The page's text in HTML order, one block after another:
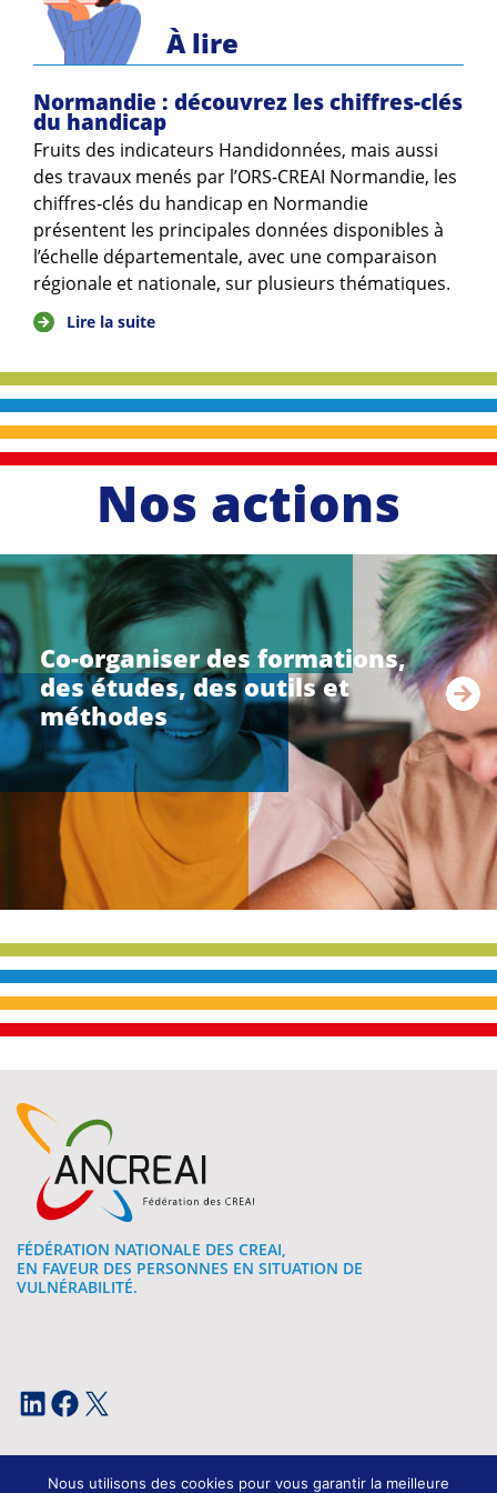
À lire
Normandie : découvrez les chiffres-clés
du handicap
Fruits des indicateurs Handidonnées, mais aussi
des travaux menés par l’ORS-CREAI Normandie, les
chiffres-clés du handicap en Normandie
présentent les principales données disponibles à
l’échelle départementale, avec une comparaison
régionale et nationale, sur plusieurs thématiques.
Lire la suite
Nos actions
Co-organiser des formations,
des études, des outils et
méthodes
li
r
e
a
u
i
t
e
FÉDÉRATION NATIONALE DES CREAI,
EN FAVEUR DES PERSONNES EN SITUATION DE
VULNÉRABILITÉ.
LinkedIn Facebook X
Nous utilisons des cookies pour vous garantir la meilleure